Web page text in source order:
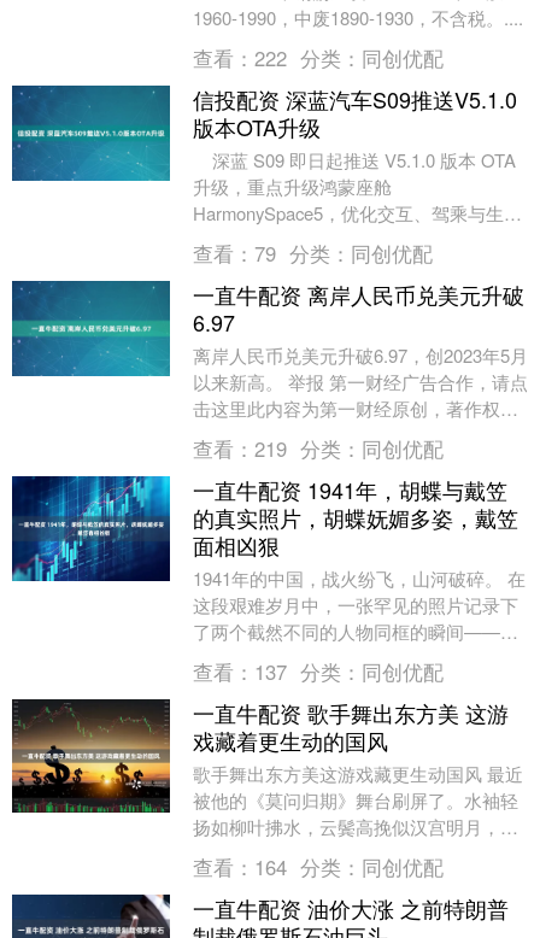
1960-1990，中废1890-1930，不含税。....
查看： 222 分类： 同创优配
信投配资 深蓝汽车S09推送V5.1.0
版本OTA升级
深蓝 S09 即日起推送 V5.1.0 版本 OTA
升级，重点升级鸿蒙座舱
HarmonySpace5，优化交互、驾乘与生态
体验。更新内容包括：音响音....
查看： 79 分类： 同创优配
一直牛配资 离岸人民币兑美元升破
6.97
离岸人民币兑美元升破6.97，创2023年5月
以来新高。 举报 第一财经广告合作，请点
击这里此内容为第一财经原创，著作权归
第一财经所有。未经第一财经书面授权，
不....
查看： 219 分类： 同创优配
一直牛配资 1941年，胡蝶与戴笠
的真实照片，胡蝶妩媚多姿，戴笠
面相凶狠
1941年的中国，战火纷飞，山河破碎。 在
这段艰难岁月中，一张罕见的照片记录下
了两个截然不同的人物同框的瞬间——中
国电影史上第一位"电影皇后"胡蝶，与国
民党军统....
查看： 137 分类： 同创优配
一直牛配资 歌手舞出东方美 这游
戏藏着更生动的国风
歌手舞出东方美这游戏藏更生动国风 最近
被他的《莫问归期》舞台刷屏了。水袖轻
扬如柳叶拂水，云鬓高挽似汉宫明月，他
在舞台上的每一个转身、每一次抬眸，都
像从《韩熙载夜....
查看： 164 分类： 同创优配
一直牛配资 油价大涨 之前特朗普